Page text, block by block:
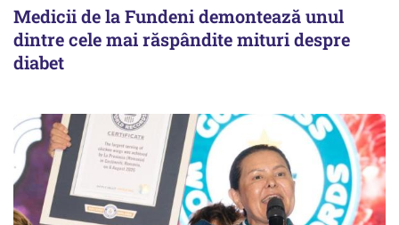
Medicii de la Fundeni demontează unul
dintre cele mai răspândite mituri despre
diabet